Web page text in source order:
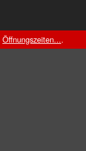
Öffnungszeiten....